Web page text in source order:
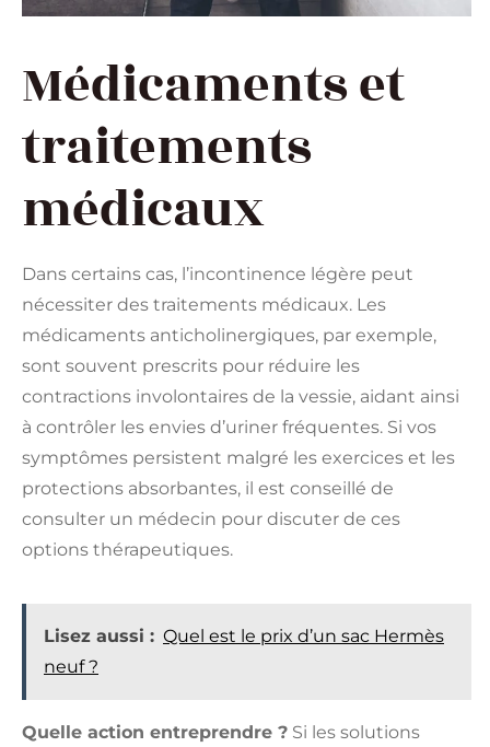
Médicaments et
traitements
médicaux
Dans certains cas, l’incontinence légère peut
nécessiter des traitements médicaux. Les
médicaments anticholinergiques, par exemple,
sont souvent prescrits pour réduire les
contractions involontaires de la vessie, aidant ainsi
à contrôler les envies d’uriner fréquentes. Si vos
symptômes persistent malgré les exercices et les
protections absorbantes, il est conseillé de
consulter un médecin pour discuter de ces
options thérapeutiques.
Lisez aussi : Quel est le prix d’un sac Hermès
neuf ?
Quelle action entreprendre ? Si les solutions